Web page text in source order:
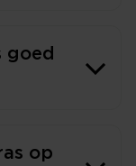
goed
op